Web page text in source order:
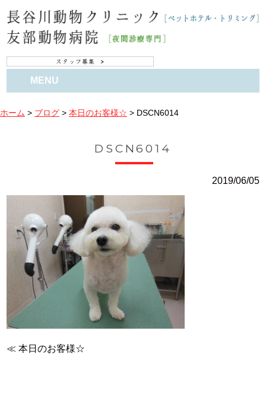
MENU
ホーム > ブログ > 本日のお客様☆ > DSCN6014
DSCN6014
2019/06/05
≪本日のお客様☆